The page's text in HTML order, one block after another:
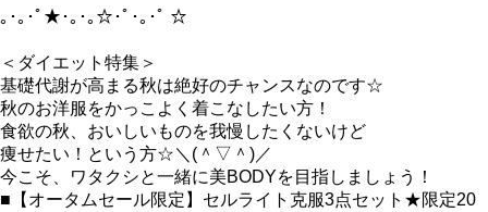
｡･｡･ﾟ★･｡･｡☆･ﾟ･｡･ﾟ ☆
＜ダイエット特集＞
基礎代謝が高まる秋は絶好のチャンスなのです☆
秋のお洋服をかっこよく着こなしたい方！
食欲の秋、おいしいものを我慢したくないけど
痩せたい！という方☆＼(＾▽＾)／
今こそ、ワタクシと一緒に美BODYを目指しましょう！
■【オータムセール限定】セルライト克服3点セット★限定20